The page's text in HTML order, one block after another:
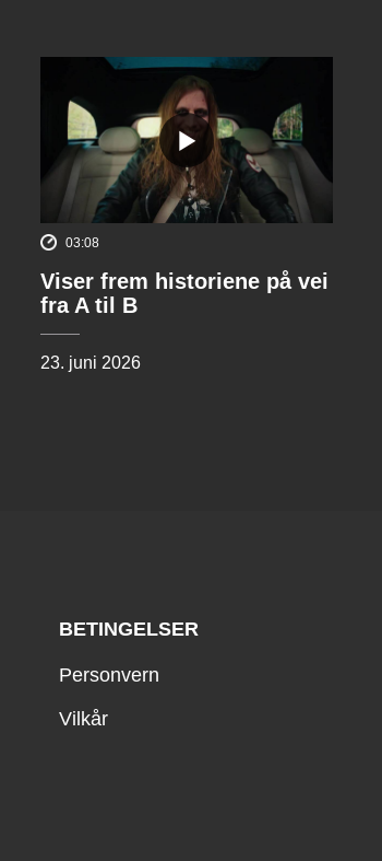
03:08
Viser frem historiene på vei
fra A til B
23. juni 2026
BETINGELSER
Personvern
Vilkår